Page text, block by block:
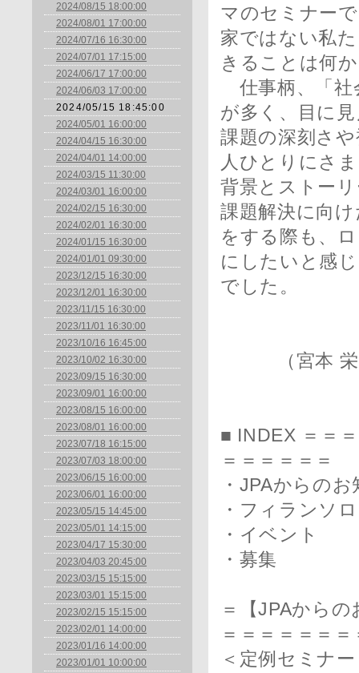
2024/08/15 18:00:00
2024/08/01 17:00:00
2024/07/16 16:30:00
2024/07/01 17:15:00
2024/06/17 17:00:00
2024/06/03 17:00:00
2024/05/15 18:45:00
2024/05/01 16:00:00
2024/04/15 16:30:00
2024/04/01 14:00:00
2024/03/15 11:30:00
2024/03/01 16:00:00
2024/02/15 16:30:00
2024/02/01 16:30:00
2024/01/15 16:30:00
2024/01/01 09:30:00
2023/12/15 16:30:00
2023/12/01 16:30:00
2023/11/15 16:30:00
2023/11/01 16:30:00
2023/10/16 16:45:00
2023/10/02 16:30:00
2023/09/15 16:30:00
2023/09/01 16:00:00
2023/08/15 16:00:00
2023/08/01 16:00:00
2023/07/18 16:15:00
2023/07/03 18:00:00
2023/06/15 16:00:00
2023/06/01 16:00:00
2023/05/15 14:45:00
2023/05/01 14:15:00
2023/04/17 15:30:00
2023/04/03 20:45:00
2023/03/15 15:15:00
2023/03/01 15:15:00
2023/02/15 15:15:00
2023/02/01 14:00:00
2023/01/16 14:00:00
2023/01/01 10:00:00
マのセミナー
家ではない私
きることは何
仕事柄、「社
が多く、目に
課題の深刻さ
人ひとりにさ
背景とストー
課題解決に向
をする際も、
にしたいと感
でした。
（宮本 栄
■ INDEX ＝＝
＝＝＝＝＝＝
・JPAからの
・フィランソ
・イベント
・募集
＝【JPAから
＝＝＝＝＝＝＝
＜定例セミナ